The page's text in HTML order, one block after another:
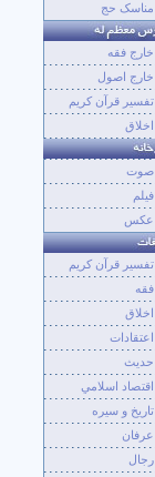
مناسک حج
خارج فقه
خارج اصول
تفسیر قرآن کریم
اخلاق
صوت
فيلم
عکس
تفسير قرآن کريم
فقه
اخلاق
اعتقادات
حديث
اقتصاد اسلامي
تاريخ و سيره
عرفان
رجال